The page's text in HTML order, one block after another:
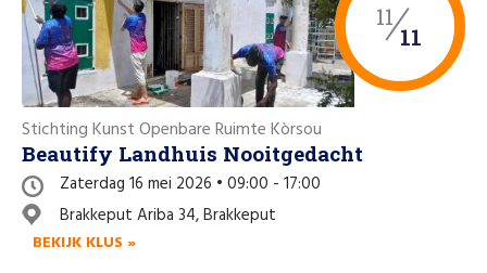
11
11
Stichting Kunst Openbare Ruimte Kòrsou
Beautify Landhuis Nooitgedacht
Zaterdag 16 mei 2026 • 09:00 - 17:00
Brakkeput Ariba 34, Brakkeput
BEKIJK KLUS »